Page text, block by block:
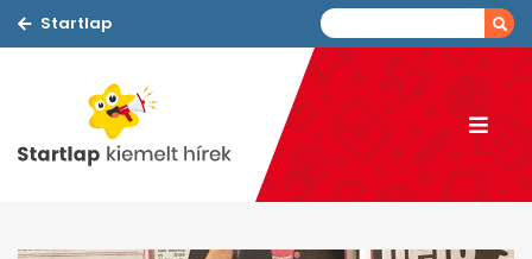
Startlap